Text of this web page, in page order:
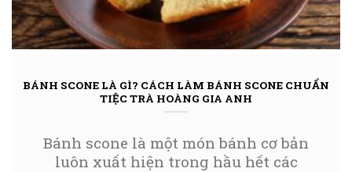
BÁNH SCONE LÀ GÌ? CÁCH LÀM BÁNH SCONE CHUẨN
TIỆC TRÀ HOÀNG GIA ANH
Bánh scone là một món bánh cơ bản
luôn xuất hiện trong hầu hết các